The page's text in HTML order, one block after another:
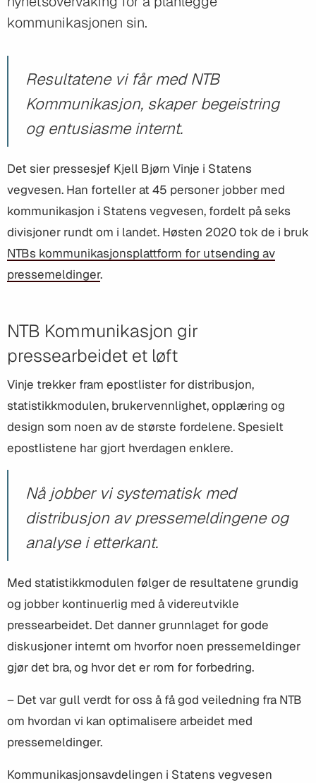
kommunikasjonen sin.
Resultatene vi får med NTB
Kommunikasjon, skaper begeistring
og entusiasme internt.
Det sier pressesjef Kjell Bjørn Vinje i Statens
vegvesen. Han forteller at 45 personer jobber med
kommunikasjon i Statens vegvesen, fordelt på seks
divisjoner rundt om i landet. Høsten 2020 tok de i bruk
NTBs kommunikasjonsplattform for utsending av
pressemeldinger.
NTB Kommunikasjon gir
pressearbeidet et løft
Vinje trekker fram epostlister for distribusjon,
statistikkmodulen, brukervennlighet, opplæring og
design som noen av de største fordelene. Spesielt
epostlistene har gjort hverdagen enklere.
Nå jobber vi systematisk med
distribusjon av pressemeldingene og
analyse i etterkant.
Med statistikkmodulen følger de resultatene grundig
og jobber kontinuerlig med å videreutvikle
pressearbeidet. Det danner grunnlaget for gode
diskusjoner internt om hvorfor noen pressemeldinger
gjør det bra, og hvor det er rom for forbedring.
– Det var gull verdt for oss å få god veiledning fra NTB
om hvordan vi kan optimalisere arbeidet med
pressemeldinger.
Kommunikasjonsavdelingen i Statens vegvesen